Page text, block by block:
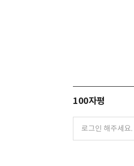
100자평